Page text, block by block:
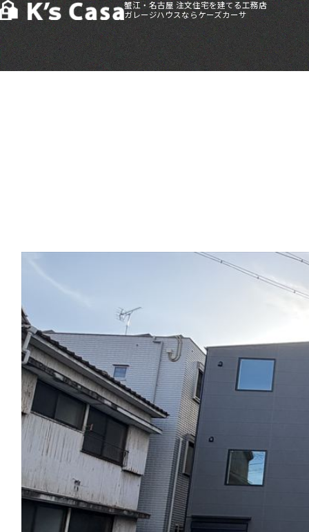
蟹江・名古屋 注文住宅を建てる工務店
ガレージハウスならケーズカーサ
HOME > 施工事例 南区氷室町賃貸アパートB棟